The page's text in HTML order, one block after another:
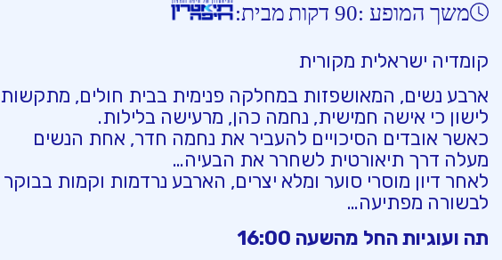
משך המופע :90 דקות
מבית:
קומדיה ישראלית מקורית
ארבע נשים, המאושפזות במחלקה פנימית בבית חולים, מתקשות
לישון כי אישה חמישית, נחמה כהן, מרעישה בלילות.
כאשר אובדים הסיכויים להעביר את נחמה חדר, אחת הנשים
מעלה דרך תיאורטית לשחרר את הבעיה…
לאחר דיון מוסרי סוער ומלא יצרים, הארבע נרדמות וקמות בבוקר
לבשורה מפתיעה…
תה ועוגיות החל מהשעה 16:00